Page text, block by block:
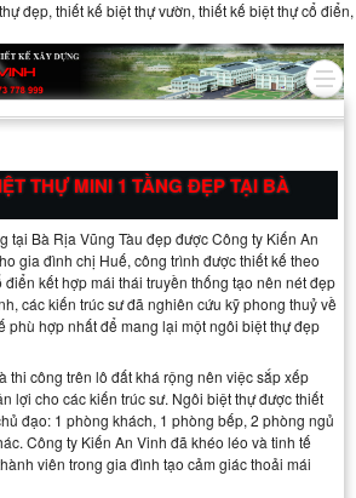
đẹp, thiết kế biệt thự vườn, thiết kế biệt thự cổ điển,
THỰ MINI 1 TẦNG ĐẸP TẠI BÀ
tại Bà Rịa Vũng Tàu đẹp được Công ty Kiến An
gia đình chị Huế, công trình được thiết kế theo
kết hợp mái thái truyền thống tạo nên nét đẹp
các kiến trúc sư đã nghiên cứu kỹ phong thuỷ về
phù hợp nhất để mang lại một ngôi biệt thự đẹp
thi công trên lô đất khá rộng nên việc sắp xếp
lợi cho các kiến trúc sư. Ngôi biệt thự được thiết
đạo: 1 phòng khách, 1 phòng bếp, 2 phòng ngủ
Công ty Kiến An Vinh đã khéo léo và tinh tế
viên trong gia đình tạo cảm giác thoải mái